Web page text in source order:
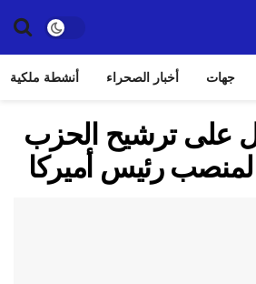
جهات أخبار الصحراء أنشطة ملكية
على ترشيح الحزب
لمنصب رئيس أميركا